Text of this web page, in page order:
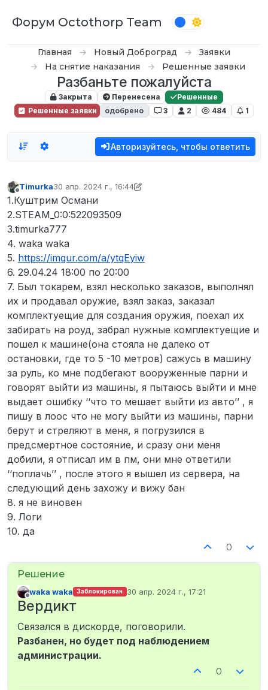
Форум Octothorp Team
Главная Новый Доброград
Заявки
На снятие наказания
Решенные заявки
Разбаньте пожалуйста
Закрыта Перенесена
Решенные
Решенные заявки
одобрено 3 2 484 1
Авторизуйтесь, чтобы ответить
Не в сети
Timurka30 апр. 2024 г., 16:44
отредактировано waka waka
1.Куштрим Османи
2.STEAM_0:0:522093509
3.timurka777
4. waka waka
5. https://imgur.com/a/ytqEyiw
6. 29.04.24 18:00 по 20:00
7. Был токарем, взял несколько заказов, выполнял
их и продавал оружие, взял заказ, заказал
комплектуещие для создания оружия, поехал их
забирать на роуд, забрал нужные комплектуещие и
пошел к машине(она стояла не далеко от
остановки, где то 5 -10 метров) сажусь в машину
за руль, ко мне подбегают вооруженные парни и
говорят выйти из машины, я пытаюсь выйти и мне
выдает ошибку ‘‘что то мешает выйти из авто’’ , я
пишу в лоос что не могу выйти из машины, парни
берут и стреляют в меня, я погрузился в
предсмертное состояние, и сразу они меня
добили, я отписал им в пм, они мне ответили
‘‘поплачь’’ , после этого я вышел из сервера, на
следующий день захожу и вижу бан
8. я не виновен
9. Логи
10. да
0
Не в сети
waka waka Заблокирован 30 апр. 2024 г., 17:21
отредактировано
Вердикт
Связался в дискорде, поговорили.
Разбанен, но будет под наблюдением
администрации.
0